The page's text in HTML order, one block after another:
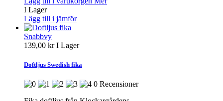
I Lager
Lägg till i jämför
Snabbvy
139,00 krI Lager
Doftljus Swedish fika
0 Recensioner